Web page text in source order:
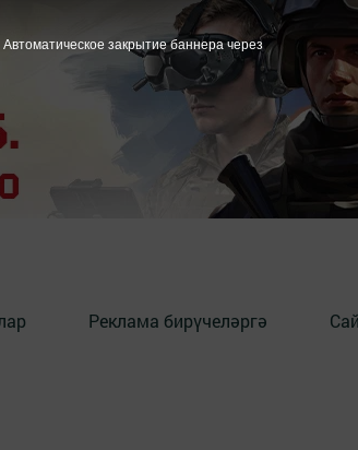
Реклама бирүчеләргә
Автоматическое закрытие баннера через